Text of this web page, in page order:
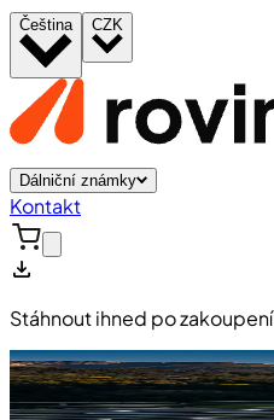
Čeština CZK
Dálniční známky
Kontakt
Stáhnout ihned po zakoupení